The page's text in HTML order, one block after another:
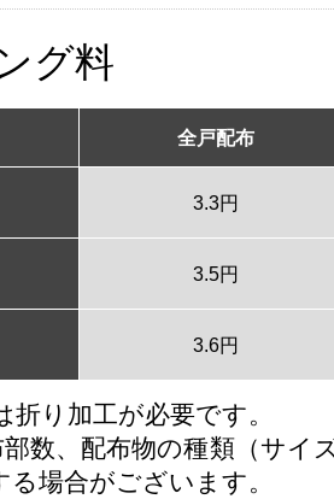
グ料
全戸配布
3.3円
3.5円
3.6円
り加工が必要です。
数、配布物の種類（サイ
場合がございます。